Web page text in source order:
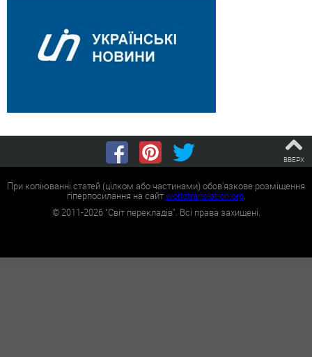
ВВЕРХ
При копіюванні статей (цілком або частинами) обов'язкове розміщення
гіперпосилання на сайтworldtranslation.org.
©2011-2026"Світ перекладів". Всі права захищені.